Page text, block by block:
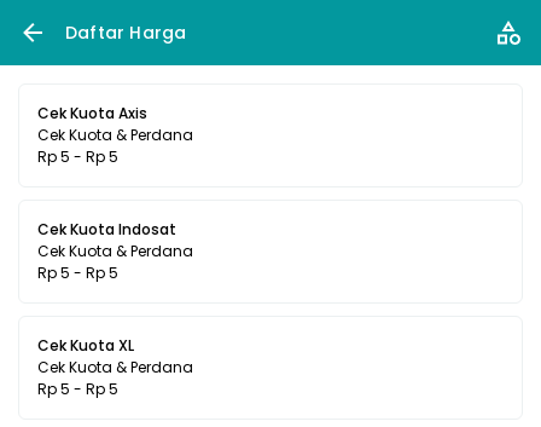
Daftar Harga
Cek Kuota Axis
Cek Kuota & Perdana
Rp 5 - Rp 5
Cek Kuota Indosat
Cek Kuota & Perdana
Rp 5 - Rp 5
Cek Kuota XL
Cek Kuota & Perdana
Rp 5 - Rp 5